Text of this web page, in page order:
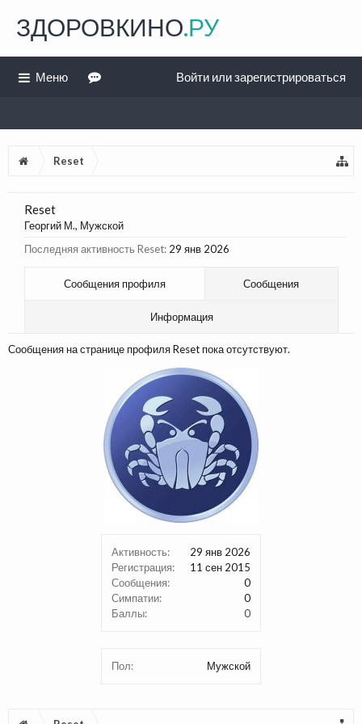
Reset
Активность:
29 янв 2026
Регистрация:
11 сен 2015
Сообщения:
0
Симпатии:
0
Баллы:
0
Пол: Мужской
Reset
Георгий М., Мужской
Последняя активность Reset: 29 янв 2026
Сообщения профиля Сообщения
Информация
Сообщения на странице профиля Reset пока отсутствуют.
ЗДОРОВКИНО.РУ
Меню Войти или зарегистрироваться